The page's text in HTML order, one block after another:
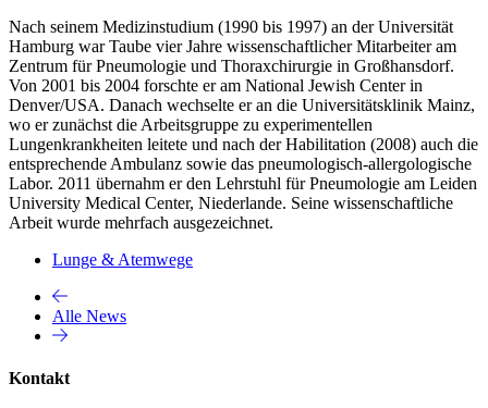
Nach seinem Medizinstudium (1990 bis 1997) an der Universität
Hamburg war Taube vier Jahre wissenschaftlicher Mitarbeiter am
Zentrum für Pneumologie und Thoraxchirurgie in Großhansdorf.
Von 2001 bis 2004 forschte er am National Jewish Center in
Denver/USA. Danach wechselte er an die Universitätsklinik Mainz,
wo er zunächst die Arbeitsgruppe zu experimentellen
Lungenkrankheiten leitete und nach der Habilitation (2008) auch die
entsprechende Ambulanz sowie das pneumologisch-allergologische
Labor. 2011 übernahm er den Lehrstuhl für Pneumologie am Leiden
University Medical Center, Niederlande. Seine wissenschaftliche
Arbeit wurde mehrfach ausgezeichnet.
Lunge & Atemwege
Alle News
Kontakt